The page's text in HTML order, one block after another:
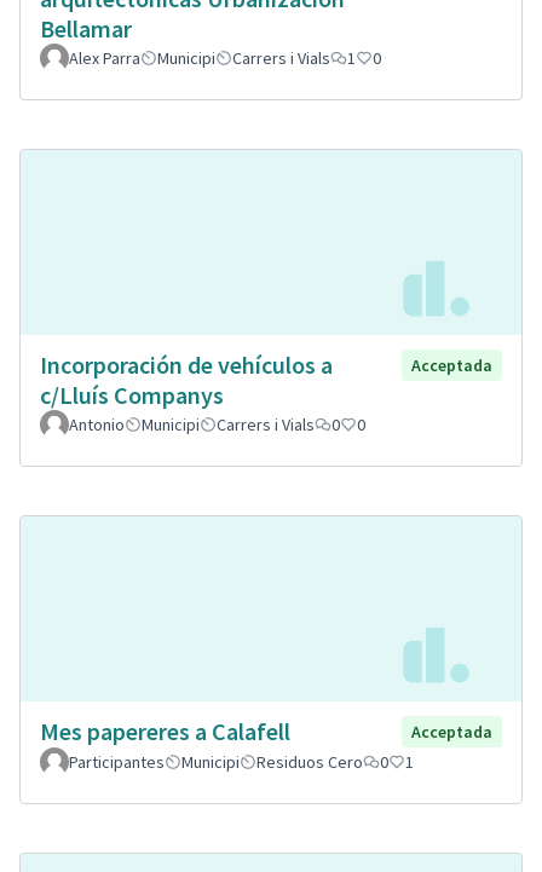
Bellamar
Alex Parra Municipi Carrers i Vials 1 0
Incorporación de vehículos a
c/Lluís Companys
Acceptada
Antonio Municipi Carrers i Vials 0 0
Mes papereres a Calafell
Acceptada
Participantes
Municipi Residuos Cero 0 1